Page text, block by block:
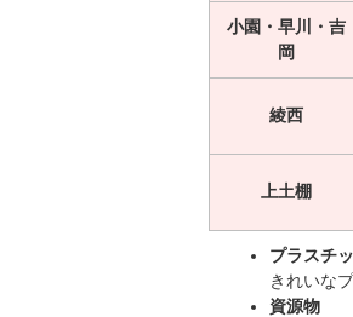
小園・早川・吉
岡
綾西
上土棚
プラスチ
きれいな
資源物